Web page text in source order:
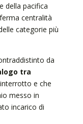
della pacifica
centralità
categorie più
da
tra
e che
messo in
incarico di